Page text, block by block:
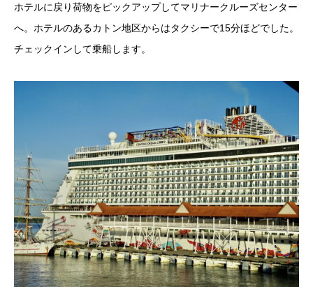
ホテルに戻り荷物をピックアップしてマリナークルーズセンター
へ。ホテルのあるカトン地区からはタクシーで15分ほどでした。
チェックインして乗船します。